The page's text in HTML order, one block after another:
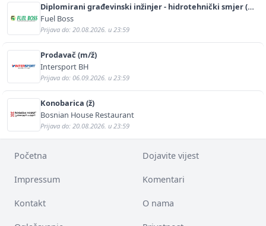
Diplomirani građevinski inžinjer - hidrotehnički smjer (m/
ž)
Fuel Boss
Prijava do: 20.08.2026. u 23:59
Prodavač (m/ž)
Intersport BH
Prijava do: 06.09.2026. u 23:59
Konobarica (ž)
Bosnian House Restaurant
Prijava do: 20.08.2026. u 23:59
Početna Dojavite vijest
Impressum Komentari
Kontakt O nama